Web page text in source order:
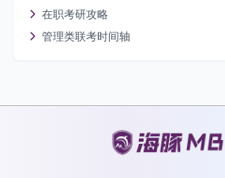
在职考研攻略
管理类联考时间轴